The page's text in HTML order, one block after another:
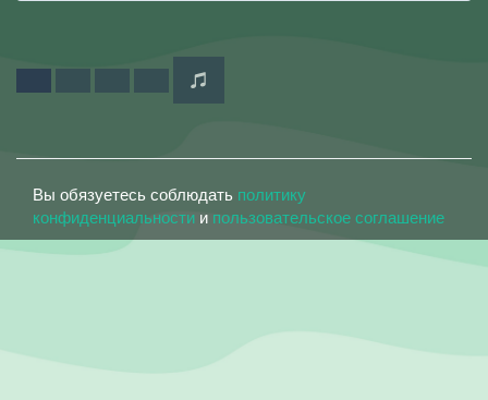
Вы обязуетесь соблюдать политику
конфиденциальности и пользовательское соглашение